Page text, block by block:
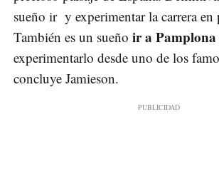
sueño ir y experimentar la carrera en
También es un sueño ir a Pamplona
experimentarlo desde uno de los
concluye Jamieson.